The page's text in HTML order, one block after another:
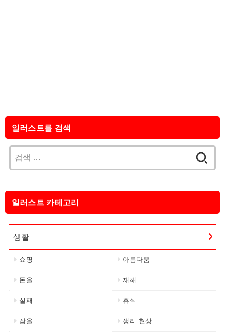
일러스트를 검색
색:
일러스트 카테고리
생활
쇼핑 아름다움
돈을 재해
실패 휴식
잠을 생리 현상